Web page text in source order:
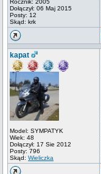
Rocznik: 2005
Dołączył: 06 Maj 2015
Posty: 12
Skąd: krk
kapat
Model: SYMPATYK
Wiek: 48
Dołączył: 17 Sie 2012
Posty: 796
Skąd: Wieliczka